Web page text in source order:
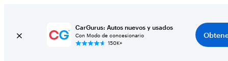
CarGurus: Autos nuevos y usados
Con Modo de concesionario
150K+